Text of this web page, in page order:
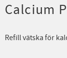
Calcium
Refill vätska för